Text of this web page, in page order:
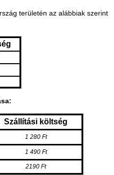
területén az alábbiak szerint
Szállítási költség
1 280 Ft
1 490 Ft
2190 Ft